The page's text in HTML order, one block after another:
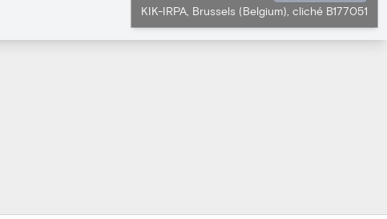
KIK-IRPA, Brussels (Belgium), cliché B177051